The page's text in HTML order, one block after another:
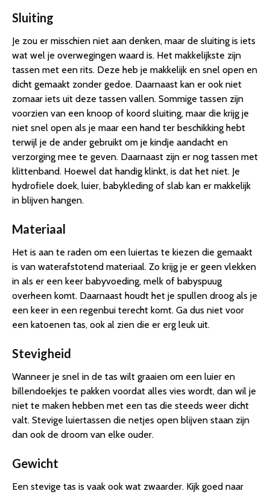
Sluiting
Je zou er misschien niet aan denken, maar de sluiting is iets
wat wel je overwegingen waard is. Het makkelijkste zijn
tassen met een rits. Deze heb je makkelijk en snel open en
dicht gemaakt zonder gedoe. Daarnaast kan er ook niet
zomaar iets uit deze tassen vallen. Sommige tassen zijn
voorzien van een knoop of koord sluiting, maar die krijg je
niet snel open als je maar een hand ter beschikking hebt
terwijl je de ander gebruikt om je kindje aandacht en
verzorging mee te geven. Daarnaast zijn er nog tassen met
klittenband. Hoewel dat handig klinkt, is dat het niet. Je
hydrofiele doek, luier, babykleding of slab kan er makkelijk
in blijven hangen.
Materiaal
Het is aan te raden om een luiertas te kiezen die gemaakt
is van waterafstotend materiaal. Zo krijg je er geen vlekken
in als er een keer babyvoeding, melk of babyspuug
overheen komt. Daarnaast houdt het je spullen droog als je
een keer in een regenbui terecht komt. Ga dus niet voor
een katoenen tas, ook al zien die er erg leuk uit.
Stevigheid
Wanneer je snel in de tas wilt graaien om een luier en
billendoekjes te pakken voordat alles vies wordt, dan wil je
niet te maken hebben met een tas die steeds weer dicht
valt. Stevige luiertassen die netjes open blijven staan zijn
dan ook de droom van elke ouder.
Gewicht
Een stevige tas is vaak ook wat zwaarder. Kijk goed naar